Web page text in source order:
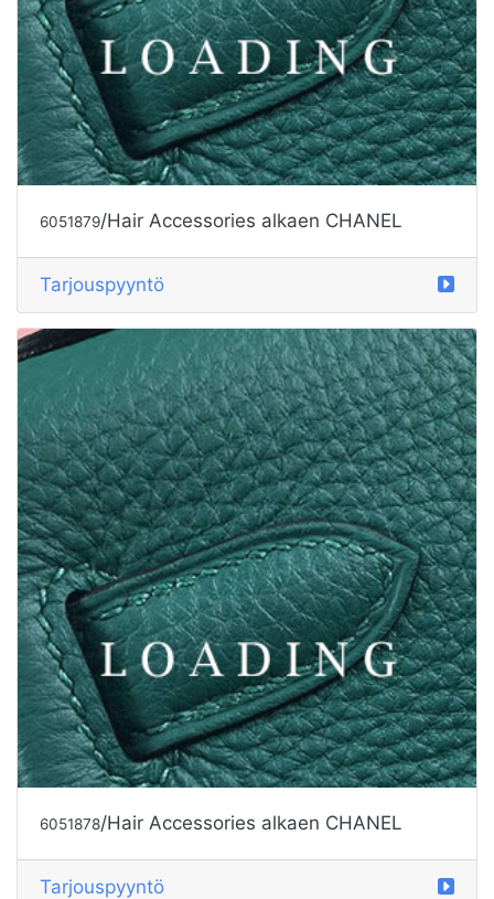
6051879/Hair Accessories alkaen CHANEL
Tarjouspyyntö
6051878/Hair Accessories alkaen CHANEL
Tarjouspyyntö